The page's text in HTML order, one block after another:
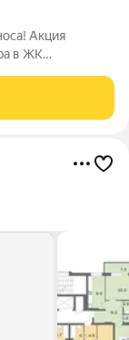
Акция
в ЖК
Действуют все